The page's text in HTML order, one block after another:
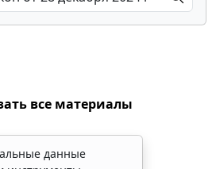
все материалы
данные